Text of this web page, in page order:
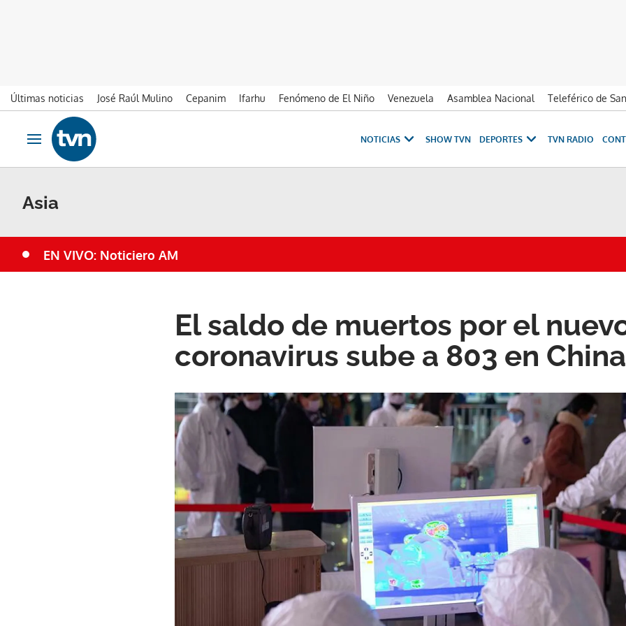
Últimas noticias José Raúl Mulino Cepanim Ifarhu Fenómeno de El Niño Venezuela Asamblea Nacional
Teleférico de
Ir al contenido
Obrir navegació
NOTICIAS SHOW TVN DEPORTES TVN RADIO
Asia
EN VIVO: Noticiero AM
El saldo de muertos por el
coronavirus sube a 803 en China